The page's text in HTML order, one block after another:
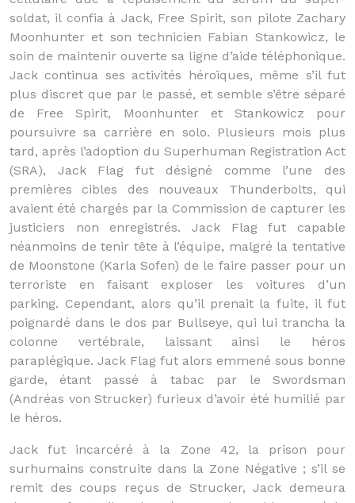
soldat, il confia à Jack, Free Spirit, son pilote Zachary
Moonhunter et son technicien Fabian Stankowicz, le
soin de maintenir ouverte sa ligne d’aide téléphonique.
Jack continua ses activités héroïques, même s’il fut
plus discret que par le passé, et semble s’être séparé
de Free Spirit, Moonhunter et Stankowicz pour
poursuivre sa carrière en solo. Plusieurs mois plus
tard, après l’adoption du Superhuman Registration Act
(SRA), Jack Flag fut désigné comme l’une des
premières cibles des nouveaux Thunderbolts, qui
avaient été chargés par la Commission de capturer les
justiciers non enregistrés. Jack Flag fut capable
néanmoins de tenir tête à l’équipe, malgré la tentative
de Moonstone (Karla Sofen) de le faire passer pour un
terroriste en faisant exploser les voitures d’un
parking. Cependant, alors qu’il prenait la fuite, il fut
poignardé dans le dos par Bullseye, qui lui trancha la
colonne vertébrale, laissant ainsi le héros
paraplégique. Jack Flag fut alors emmené sous bonne
garde, étant passé à tabac par le Swordsman
(Andréas von Strucker) furieux d’avoir été humilié par
le héros.
Jack fut incarcéré à la Zone 42, la prison pour
surhumains construite dans la Zone Négative ; s’il se
remit des coups reçus de Strucker, Jack demeura